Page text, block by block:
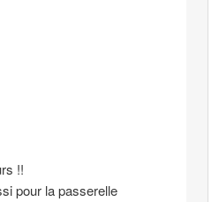
!!
pour la passerelle